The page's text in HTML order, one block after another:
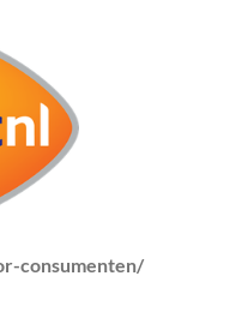
consumenten/